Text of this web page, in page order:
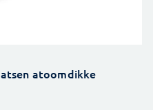
atoomdikke